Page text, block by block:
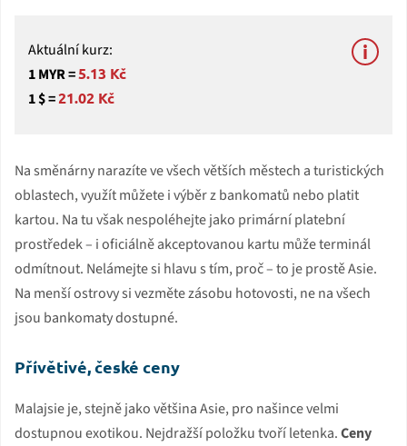
Aktuální kurz:
1 MYR =5.13 Kč
1 $ =21.02 Kč
Na směnárny narazíte ve všech větších městech a turistických
oblastech, využít můžete i výběr z bankomatů nebo platit
kartou. Na tu však nespoléhejte jako primární platební
prostředek – i oficiálně akceptovanou kartu může terminál
odmítnout. Nelámejte si hlavu s tím, proč – to je prostě Asie.
Na menší ostrovy si vezměte zásobu hotovosti, ne na všech
jsou bankomaty dostupné.
Přívětivé, české ceny
Malajsie je, stejně jako většina Asie, pro našince velmi
dostupnou exotikou. Nejdražší položku tvoří letenka.Ceny